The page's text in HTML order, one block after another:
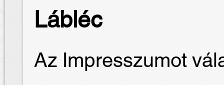
Lábléc
Az Impresszumot